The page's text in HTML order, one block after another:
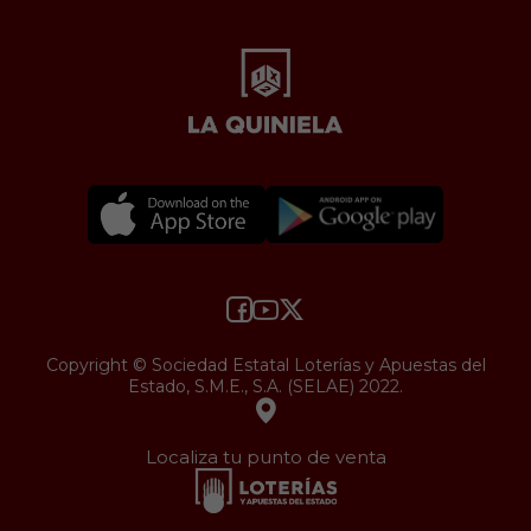
Copyright © Sociedad Estatal Loterías y Apuestas del
Estado, S.M.E., S.A. (SELAE) 2022.
Localiza tu punto de venta